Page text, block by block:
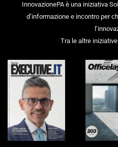
InnovazionePA è una iniziativa
d’informazione e incontro per
Tra le altre